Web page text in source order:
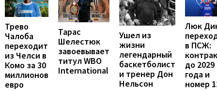
Трево
Чалоба
переходит
из Челси в
Комо за 30
миллионов
евро
Тарас
Шелестюк
завоевывает
титул WBO
International
Ушел из
жизни
легендарный
баскетболист
и тренер Дон
Нельсон
Люк
в ПСЖ:
до 2029
года и
номер